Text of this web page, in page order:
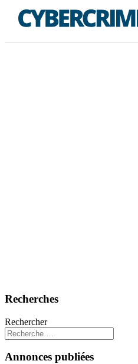
Recherches
Rechercher
Annonces publiées